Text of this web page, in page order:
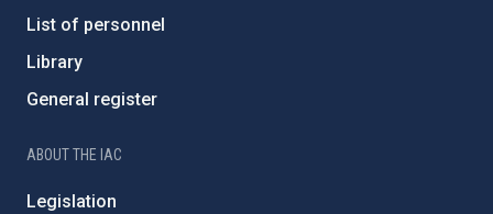
List of personnel
Library
General register
ABOUT THE IAC
Legislation